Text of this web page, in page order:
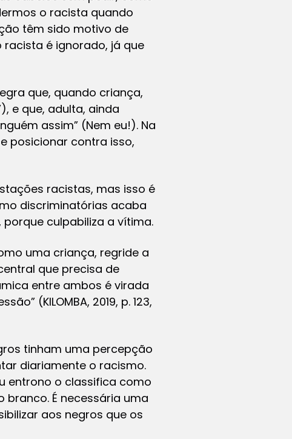
o racista quando
têm sido motivo de
é ignorado, já que
que, quando criança,
e que, adulta, ainda
assim” (Nem eu!). Na
posicionar contra isso,
racistas, mas isso é
discriminatórias acaba
culpabiliza a vítima.
uma criança, regride a
que precisa de
entre ambos é virada
(KILOMBA, 2019, p. 123,
tinham uma percepção
diariamente o racismo.
entrono o classifica como
branco. É necessária uma
aos negros que os